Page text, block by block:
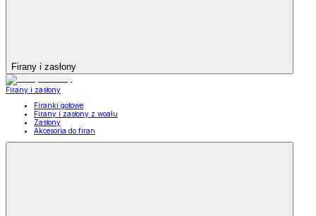
Firany i zasłony
Firany i zasłony
Firanki gotowe
Firany i zasłony z woalu
Zasłony
Akcesoria do firan